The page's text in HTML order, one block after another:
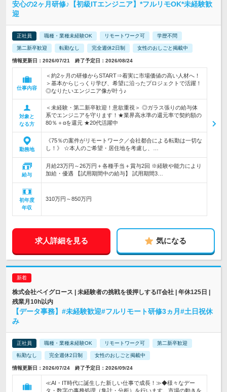
安心の2ヶ月研修♪【初級ITエンジニア】*フルリモOK*未経験歓
迎
正社員 職種・業種未経験OK リモートワーク可 学歴不問
第二新卒歓迎 転勤なし 完全週休2日制 女性のおしごと掲載中
情報更新日：2026/07/21 終了予定日：2026/08/24
仕事内容
＜約2ヶ月の研修からSTART⇒着実に市場価値の高い人材へ！
＞基本からじっくり学び、希望に沿ったプロジェクトで活躍！
◎なりたいエンジニア像が叶う♪
対象と
なる方
＜未経験・第二新卒歓迎！意欲重視＞ ◎ガラス張りの給与体
系でエンジニアを守ります！★業界高水準の還元率で契約額の
80％＋αを還元 ★20代活躍中
勤務地
《75％の案件がリモートワーク／会社都合による転勤は一切な
し！》 ☆本人のご希望・居住地を考慮し、…
給与
月給23万円～26万円＋各種手当＋賞与2回 ※経験や能力により
加給・優遇 【試用期間中の給与】 試用期間3…
初年度
年収
310万円～850万円
求人詳細を見る 気になる
株式会社ベイグロース | 未経験者の挑戦を後押しするIT会社 | 年休125日 |
残業月10h以内
【データ事務】#未経験歓迎#フルリモート研修3ヵ月#土日祝休
み
正社員 職種・業種未経験OK リモートワーク可 第二新卒歓迎
転勤なし 完全週休2日制 女性のおしごと掲載中
情報更新日：2026/07/24 終了予定日：2026/09/24
≪AI・IT時代に誕生した新しい仕事で成長！≫◆様々なデー
タ・数字の事務処理（集計・分析）を行います。市場の動きを